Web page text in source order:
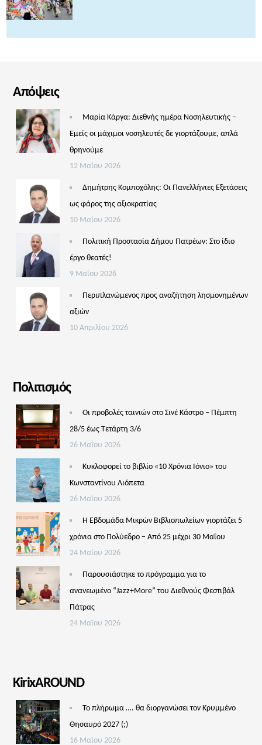
Απόψεις
Μαρία Κάργα: Διεθνής ημέρα Νοσηλευτικής –
Εμείς οι μάχιμοι νοσηλευτές δε γιορτάζουμε, απλά
θρηνούμε
12 Μαΐου 2026
Δημήτρης Κομποχόλης: Οι Πανελλήνιες Εξετάσεις
ως φάρος της αξιοκρατίας
10 Μαΐου 2026
Πολιτική Προστασία Δήμου Πατρέων: Στο ίδιο
έργο θεατές!
9 Μαΐου 2026
Περιπλανώμενος προς αναζήτηση λησμονημένων
αξιών
10 Απριλίου 2026
Πολιτισμός
Οι προβολές ταινιών στο Σινέ Κάστρο – Πέμπτη
28/5 έως Τετάρτη 3/6
26 Μαΐου 2026
Κυκλοφορεί το βιβλίο «10 Χρόνια Ιόνιο» του
Κωνσταντίνου Λιόπετα
26 Μαΐου 2026
Η Εβδομάδα Μικρών Βιβλιοπωλείων γιορτάζει 5
χρόνια στο Πολύεδρο – Από 25 μέχρι 30 Μαΐου
24 Μαΐου 2026
Παρουσιάστηκε το πρόγραμμα για το
ανανεωμένο “Jazz+More” του Διεθνούς Φεστιβάλ
Πάτρας
24 Μαΐου 2026
KirixAROUND
Το πλήρωμα …. θα διοργανώσει τον Κρυμμένο
Θησαυρό 2027 (;)
16 Μαΐου 2026